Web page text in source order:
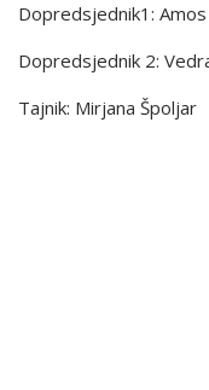
Dopredsjednik1:
Dopredsjednik 2:
Tajnik: Mirjana Špoljar